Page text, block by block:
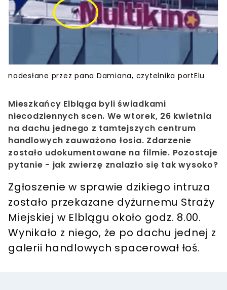
nadesłane przez pana Damiana, czytelnika portElu
Mieszkańcy Elbląga byli świadkami
niecodziennych scen. We wtorek, 26 kwietnia
na dachu jednego z tamtejszych centrum
handlowych zauważono łosia. Zdarzenie
zostało udokumentowane na filmie. Pozostaje
pytanie - jak zwierzę znalazło się tak wysoko?
Zgłoszenie w sprawie dzikiego intruza
zostało przekazane dyżurnemu Straży
Miejskiej w Elblągu około godz. 8.00.
Wynikało z niego, że po dachu jednej z
galerii handlowych spacerował łoś.